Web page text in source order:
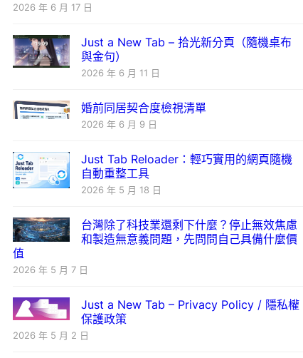
2026 年 6 月 17 日
Just a New Tab – 拾光新分頁（隨機桌布
與金句）
2026 年 6 月 11 日
婚前同居契合度檢視清單
2026 年 6 月 9 日
Just Tab Reloader：輕巧實用的網頁隨機
自動重整工具
2026 年 5 月 18 日
台灣除了科技業還剩下什麼？停止無效焦慮
和製造無意義問題，先問問自己具備什麼價
值
2026 年 5 月 7 日
Just a New Tab – Privacy Policy / 隱私權
保護政策
2026 年 5 月 2 日